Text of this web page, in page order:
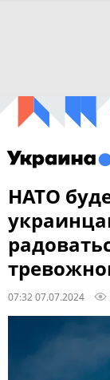
НАТО
07:32 07.07.2024